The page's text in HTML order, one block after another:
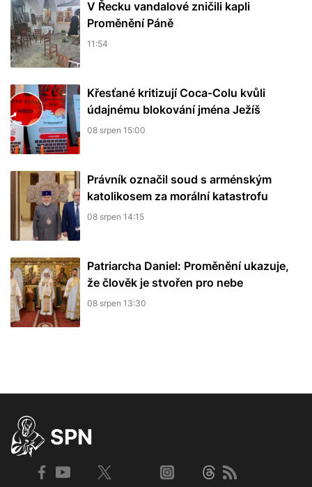
V Řecku vandalové zničili kapli
Proměnění Páně
11:54
Křesťané kritizují Coca-Colu kvůli
údajnému blokování jména Ježíš
08 srpen 15:00
Právník označil soud s arménským
katolikosem za morální katastrofu
08 srpen 14:15
Patriarcha Daniel: Proměnění ukazuje,
že člověk je stvořen pro nebe
08 srpen 13:30
SPN